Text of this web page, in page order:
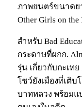
ภาพยนตร์ขนาดยา
Other Girls on the
สำหรับ Bad
กระดาษที่ผกก.
รุ่น เกี่ยวกับกะเท
โชว์ยังเมืองที่เติบ
บาทหลวง พร้อมแ